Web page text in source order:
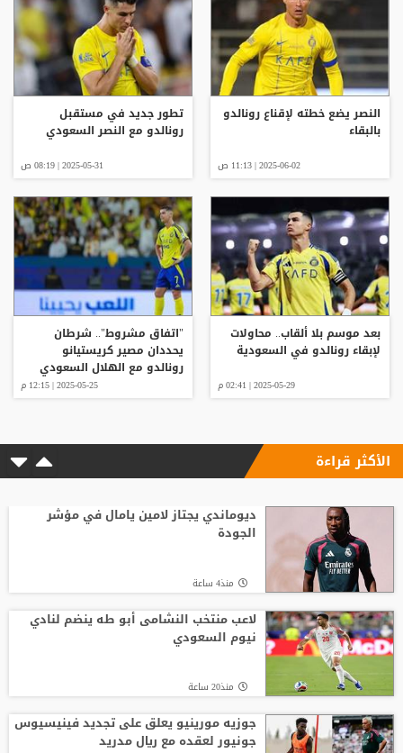
النصر يضع خطته لإقناع رونالدو
بالبقاء
2025-06-02 | 11:13 ص
تطور جديد في مستقبل
رونالدو مع النصر السعودي
2025-05-31 | 08:19 ص
بعد موسم بلا ألقاب.. محاولات
لإبقاء رونالدو في السعودية
2025-05-29 | 02:41 م
"اتفاق مشروط".. شرطان
يحددان مصير كريستيانو
رونالدو مع الهلال السعودي
2025-05-25 | 12:15 م
الأكثر قراءة
ديوماندي يجتاز لامين يامال في مؤشر
الجودة
منذ4 ساعة
لاعب منتخب النشامى أبو طه ينضم لنادي
نيوم السعودي
منذ20 ساعة
جوزيه مورينيو يعلق على تجديد فينيسيوس
جونيور لعقده مع ريال مدريد